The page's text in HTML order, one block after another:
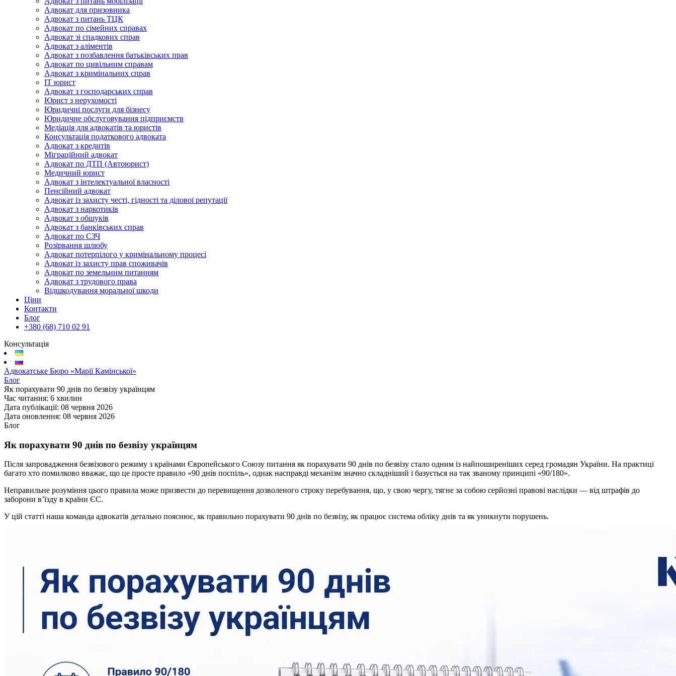
Адвокат для призовника
Адвокат з питань ТЦК
Адвокат по сімейних справах
Адвокат зі спадкових справ
Адвокат з аліментів
Адвокат з позбавлення батьківських прав
Адвокат по цивільним справам
Адвокат з кримінальних справ
IT юрист
Адвокат з господарських справ
Юрист з нерухомості
Юридичні послуги для бізнесу
Юридичне обслуговування підприємств
Медіація для адвокатів та юристів
Консультація податкового адвоката
Адвокат з кредитів
Міграційний адвокат
Адвокат по ДТП (Автоюрист)
Медичний юрист
Адвокат з інтелектуальної власності
Пенсійний адвокат
Адвокат із захисту честі, гідності та ділової репутації
Адвокат з наркотиків
Адвокат з обшуків
Адвокат з банківських справ
Адвокат по СЗЧ
Розірвання шлюбу
Адвокат потерпілого у кримінальному процесі
Адвокат із захисту прав споживачів
Адвокат по земельним питанням
Адвокат з трудового права
Відшкодування моральної шкоди
Ціни
Контакти
Блог
+380 (68) 710 02 91
Консультація
Адвокатське Бюро «Марії Камінської»
Блог
Як порахувати 90 днів по безвізу українцям
Час читання: 6 хвилин
Дата публікації: 08 червня 2026
Дата оновлення: 08 червня 2026
Блог
Як порахувати 90 днів по безвізу українцям
Після запровадження безвізового режиму з країнами Європейського Союзу питання як порахувати 90 днів по безвізу стало одним із найпоширеніших серед громадян України. На практиці
багато хто помилково вважає, що це просте правило «90 днів поспіль», однак насправді механізм значно складніший і базується на так званому принципі «90/180».
Неправильне розуміння цього правила може призвести до перевищення дозволеного строку перебування, що, у свою чергу, тягне за собою серйозні правові наслідки — від штрафів до
заборони в’їзду в країни ЄС.
У цій статті наша команда адвокатів детально пояснює, як правильно порахувати 90 днів по безвізу, як працює система обліку днів та як уникнути порушень.